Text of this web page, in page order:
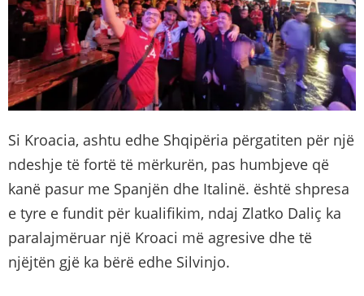
Si Kroacia, ashtu edhe Shqipëria përgatiten për një
ndeshje të fortë të mërkurën, pas humbjeve që
kanë pasur me Spanjën dhe Italinë. është shpresa
e tyre e fundit për kualifikim, ndaj Zlatko Daliç ka
paralajmëruar një Kroaci më agresive dhe të
njëjtën gjë ka bërë edhe Silvinjo.